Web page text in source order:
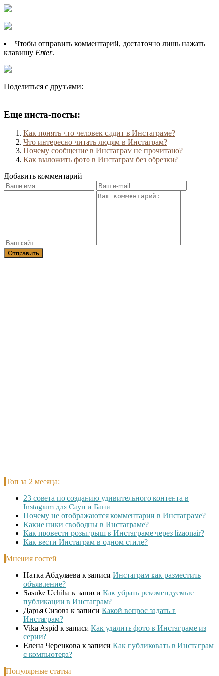
Чтобы отправить комментарий, достаточно лишь нажать
клавишу Enter.
Поделиться с друзьями:
Еще инста-посты:
Как понять что человек сидит в Инстаграме?
Что интересно читать людям в Инстаграм?
Почему сообщение в Инстаграм не прочитано?
Как выложить фото в Инстаграм без обрезки?
Добавить комментарий
Топ за 2 месяца:
23 совета по созданию удивительного контента в
Instagram для Саун и Бани
Почему не отображаются комментарии в Инстаграме?
Какие ники свободны в Инстаграме?
Как провести розыгрыш в Инстаграме через lizaonair?
Как вести Инстаграм в одном стиле?
Мнения гостей
Натка Абдулаева к записи Инстаграм как разместить
объявление?
Sasuke Uchiha к записи Как убрать рекомендуемые
публикации в Инстаграм?
Дарья Сизова к записи Какой вопрос задать в
Инстаграм?
Vika Aspid к записи Как удалить фото в Инстаграме из
серии?
Елена Черенкова к записи Как публиковать в Инстаграм
с компьютера?
Популярные статьи